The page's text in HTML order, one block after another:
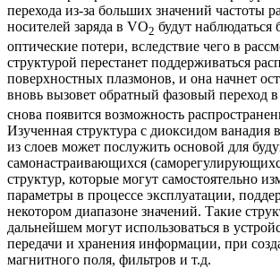
перехода из-за больших значений частоты
носителей заряда в VO2 будут наблюдаться
оптические потери, вследствие чего в
структурой перестанет поддерживаться
поверхностных плазмонов, и она начнет
вновь вызовет обратный фазовый переход
снова появится возможность
Изученная структура с диоксидом ванадия
из слоев может послужить основой для
самонастраивающихся
структур, которые могут самостоятельно
параметры в процессе эксплуатации,
некотором диапазоне значений. Такие
дальнейшем могут использоваться в
передачи и хранения информации, при
магнитного поля, фильтров и т.д.